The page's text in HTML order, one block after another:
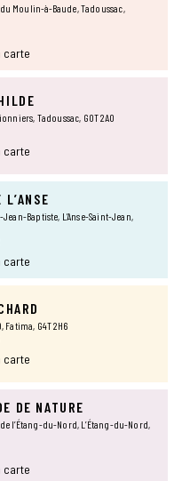
Moulin-à-Baude, Tadoussac,
carte
Tadoussac, G0T 2A0
carte
Jean-Baptiste, L’Anse-Saint-Jean,
carte
Fatima, G4T 2H6
carte
DE NATURE
l’Étang-du-Nord, L’Étang-du-Nord,
carte